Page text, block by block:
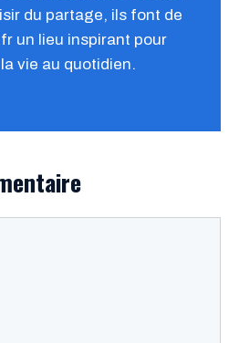
du partage, ils font de
un lieu inspirant pour
vie au quotidien.